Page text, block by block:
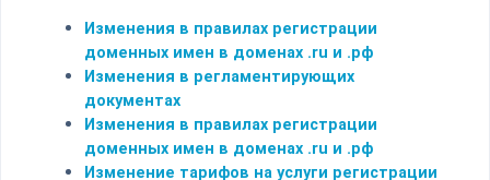
Изменения в правилах регистрации
доменных имен в доменах .ru и .рф
Изменения в регламентирующих
документах
Изменения в правилах регистрации
доменных имен в доменах .ru и .рф
Изменение тарифов на услуги регистрации